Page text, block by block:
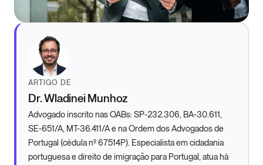
ARTIGO DE
Dr. Wladinei Munhoz
Advogado inscrito nas OABs: SP-232.306, BA-30.611,
SE-651/A, MT-36.411/A e na Ordem dos Advogados de
Portugal (cédula nº 67514P). Especialista em cidadania
portuguesa e direito de imigração para Portugal, atua há